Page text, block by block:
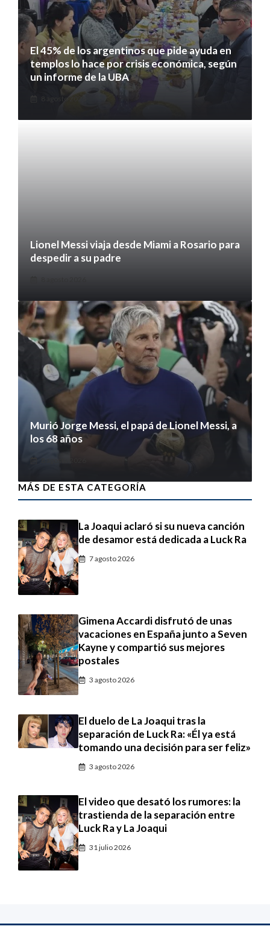
El 45% de los argentinos que pide ayuda en
templos lo hace por crisis económica, según
un informe de la UBA
8 agosto 2026
Lionel Messi viaja desde Miami a Rosario para
despedir a su padre
Murió Jorge Messi, el papá de Lionel Messi, a
los 68 años
MÁS DE ESTA CATEGORÍA
La Joaqui aclaró si su nueva canción
de desamor está dedicada a Luck Ra
7 agosto 2026
Gimena Accardi disfrutó de unas
vacaciones en España junto a Seven
Kayne y compartió sus mejores
postales
3 agosto 2026
El duelo de La Joaqui tras la
separación de Luck Ra: «Él ya está
tomando una decisión para ser feliz»
3 agosto 2026
El video que desató los rumores: la
trastienda de la separación entre
Luck Ra y La Joaqui
31 julio 2026